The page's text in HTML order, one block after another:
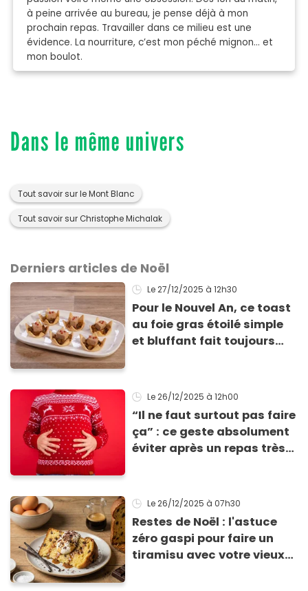
à peine arrivée au bureau, je pense déjà à mon
prochain repas. Travailler dans ce milieu est une
évidence. La nourriture, c’est mon péché mignon… et
mon boulot.
Dans le même univers
Tout savoir sur le Mont Blanc
Tout savoir sur Christophe Michalak
Derniers articles de Noël
Le 27/12/2025 à 12h30
Pour le Nouvel An, ce toast
au foie gras étoilé simple
et bluffant fait toujours
Le 26/12/2025 à 12h00
“Il ne faut surtout pas faire
ça” : ce geste absolument
éviter après un repas très
Le 26/12/2025 à 07h30
Restes de Noël : l'astuce
zéro gaspi pour faire un
tiramisu avec votre vieux